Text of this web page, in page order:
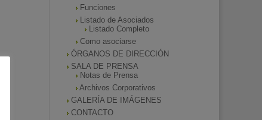
Funciones
Listado de Asociados
Listado Completo
Como asociarse
ÓRGANOS DE DIRECCIÓN
SALA DE PRENSA
Notas de Prensa
Archivos Corporativos
GALERÍA DE IMÁGENES
CONTACTO